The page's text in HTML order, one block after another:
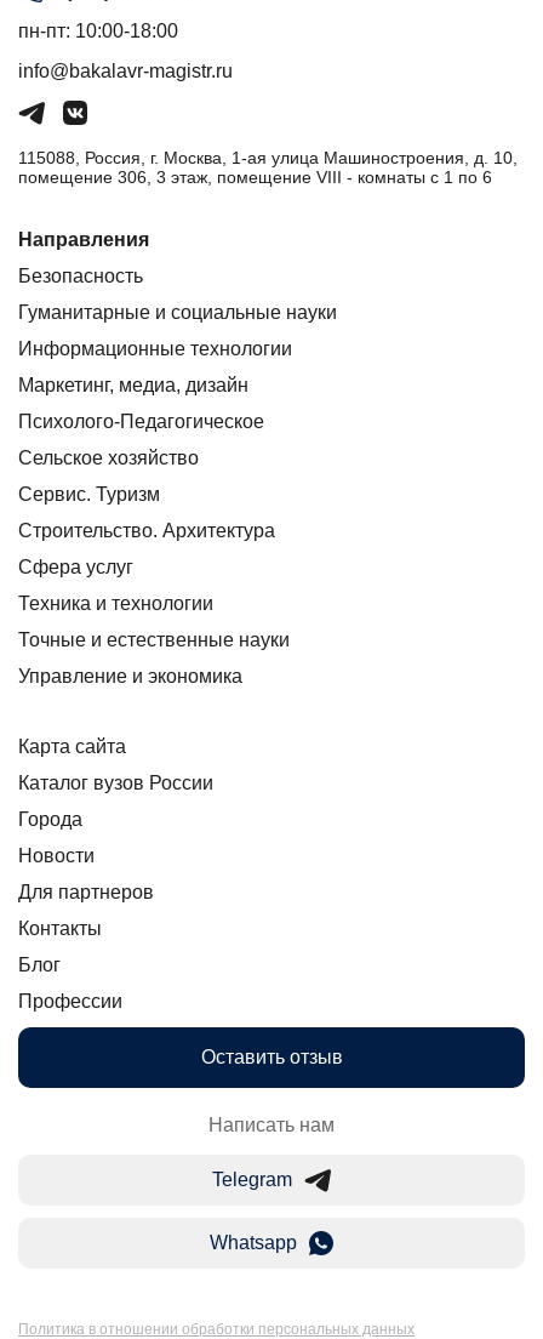
пн-пт: 10:00-18:00
info@bakalavr-magistr.ru
115088, Россия, г. Москва, 1-ая улица Машиностроения, д. 10,
помещение 306, 3 этаж, помещение VIII - комнаты с 1 по 6
Направления
Безопасность
Гуманитарные и социальные науки
Информационные технологии
Маркетинг, медиа, дизайн
Психолого-Педагогическое
Сельское хозяйство
Сервис. Туризм
Строительство. Архитектура
Сфера услуг
Техника и технологии
Точные и естественные науки
Управление и экономика
Карта сайта
Каталог вузов России
Города
Новости
Для партнеров
Контакты
Блог
Профессии
Оставить отзыв
Написать нам
Telegram
Whatsapp
Политика в отношении обработки персональных данных